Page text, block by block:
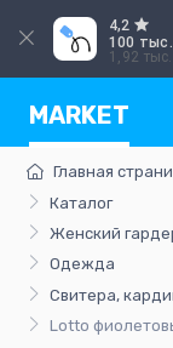
4,2
100
1,92
MARKET
Главная
Каталог
Женский
Одежда
Свитера,
Lotto